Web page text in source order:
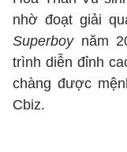
nhờ đoạt giải
Superboynăm
trình diễn đỉnh
chàng được
Cbiz.